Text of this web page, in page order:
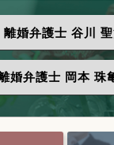
離婚弁護士 谷川
婚弁護士 岡本 珠